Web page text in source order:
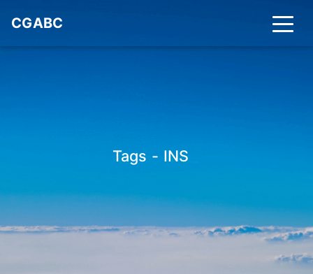
CGABC
Tags - INS